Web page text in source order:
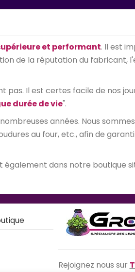
et performant. Il est
de la réputation du fabricant,
pas. Il est certes facile de nos
durée de vie".
années. Nous
au four, etc., afin de
également dans notre boutique
Rejoignez nous sur